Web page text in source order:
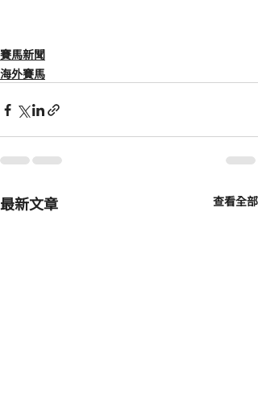
賽馬新聞
海外賽馬
最新文章 查看全部